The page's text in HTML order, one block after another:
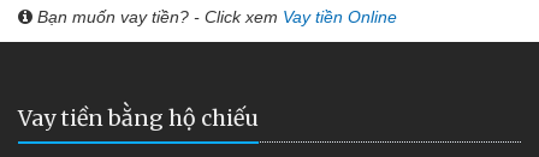
Bạn muốn vay tiền? - Click xem Vay tiền Online
Vay tiền bằng hộ chiếu